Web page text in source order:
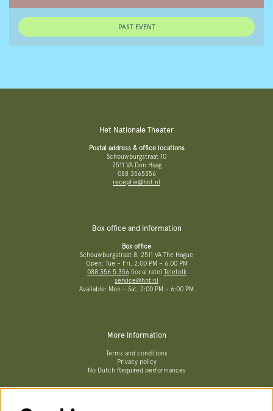
PAST EVENT
Het Nationale Theater
Postal address & office locations
Schouwburgstraat 10
2511 VA Den Haag
088 3565356
receptie@hnt.nl
Box office and information
Box office
Schouwburgstraat 8, 2511 VA The Hague
Open: Tue – Fri, 2:00 PM – 6:00 PM
088 356 5 356(local rate) Teletolk
service@hnt.nl
Available: Mon – Sat, 2:00 PM – 6:00 PM
More information
Terms and conditions
Privacy policy
No Dutch Required performances